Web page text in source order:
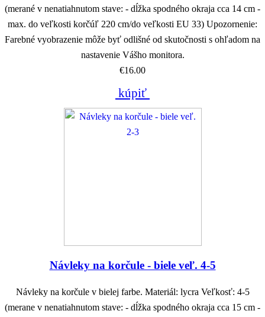
(merané v nenatiahnutom stave: - dĺžka spodného okraja cca 14 cm -
max. do veľkosti korčúľ 220 cm/do veľkosti EU 33) Upozornenie:
Farebné vyobrazenie môže byť odlišné od skutočnosti s ohľadom na
nastavenie Vášho monitora.
€16.00
kúpiť
Návleky na korčule - biele veľ. 4-5
Návleky na korčule v bielej farbe. Materiál: lycra Veľkosť: 4-5
(merane v nenatiahnutom stave: - dĺžka spodného okraja cca 15 cm -